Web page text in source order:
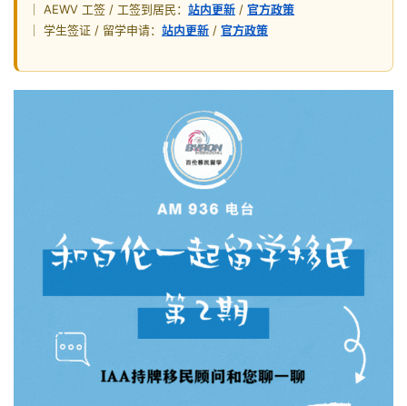
｜ AEWV 工签 / 工签到居民： 站内更新 / 官方政策
｜ 学生签证 / 留学申请： 站内更新 / 官方政策